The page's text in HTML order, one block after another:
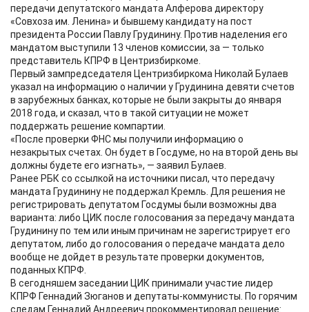
передачи депутатского мандата Алферова директору
«Совхоза им. Ленина» и бывшему кандидату на пост
президента России Павлу Грудинину. Против наделения его
мандатом выступили 13 членов комиссии, за — только
представитель КПРФ в Центризбиркоме.
Первый зампредседателя Центризбиркома Николай Булаев
указал на информацию о наличии у Грудинина девяти счетов
в зарубежных банках, которые не были закрыты до января
2018 года, и сказал, что в такой ситуации не может
поддержать решение компартии.
«После проверки ФНС мы получили информацию о
незакрытых счетах. Он будет в Госдуме, но на второй день вы
должны будете его изгнать», — заявил Булаев.
Ранее РБК со ссылкой на источники писал, что передачу
мандата Грудинину не поддержал Кремль. Для решения не
регистрировать депутатом Госдумы были возможны два
варианта: либо ЦИК после голосования за передачу мандата
Грудинину по тем или иным причинам не зарегистрирует его
депутатом, либо до голосования о передаче мандата дело
вообще не дойдет в результате проверки документов,
поданных КПРФ.
В сегодняшем заседании ЦИК принимали участие лидер
КПРФ Геннадий Зюганов и депутаты-коммунисты. По горячим
следам Геннадий Андреевич прокомментировал решение: